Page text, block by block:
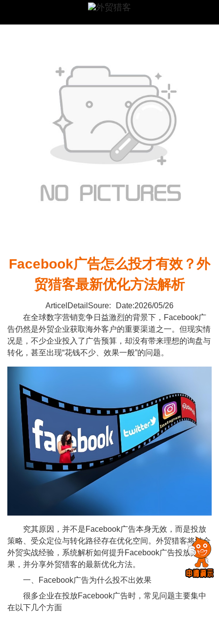
Facebook广告怎么投才有效？外
贸猎客最新优化方法解析
ArticelDetailSoure:
Date:2026/05/26
在全球数字营销竞争日益激烈的背景下，Facebook广
告仍然是外贸企业获取海外客户的重要渠道之一。但现实情
况是，不少企业投入了广告预算，却没有带来理想的询盘与
转化，甚至出现“花钱不少、效果一般”的问题。
究其原因，并不是Facebook广告本身无效，而是投放
策略、受众定位与转化路径存在优化空间。外贸猎客将结合
外贸实战经验，系统解析如何提升Facebook广告投放效
果，并分享外贸猎客的最新优化方法。
一、Facebook广告为什么投不出效果
很多企业在投放Facebook广告时，常见问题主要集中
在以下几个方面